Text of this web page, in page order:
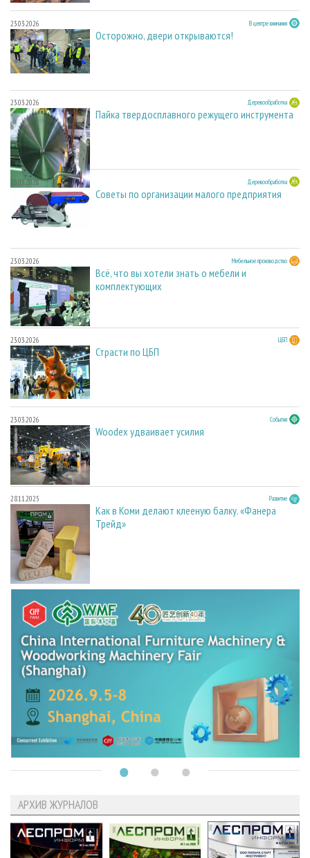
23.03.2026 В центре внимания
Осторожно, двери открываются!
23.03.2026 Деревообработка
Пайка твердосплавного режущего инструмента
23.03.2026 Деревообработка
Советы по организации малого предприятия
23.03.2026 Мебельное производство
Всё, что вы хотели знать о мебели и
комплектующих
23.03.2026 ЦБП
Страсти по ЦБП
23.03.2026 События
Woodex удваивает усилия
28.11.2025 Развитие
Как в Коми делают клееную балку. «Фанера
Трейд»
АРХИВ ЖУРНАЛОВ